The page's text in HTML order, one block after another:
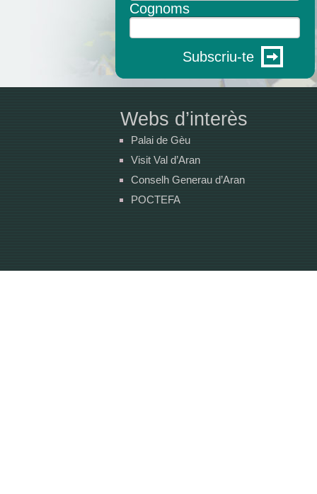
Cognoms
Subscriu-te
Webs d’interès
Palai de Gèu
Visit Val d’Aran
Conselh Generau d’Aran
POCTEFA